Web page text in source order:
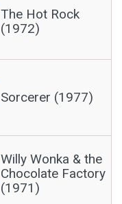
The Hot Rock
(1972)
Sorcerer (1977)
Willy Wonka & the
Chocolate Factory
(1971)